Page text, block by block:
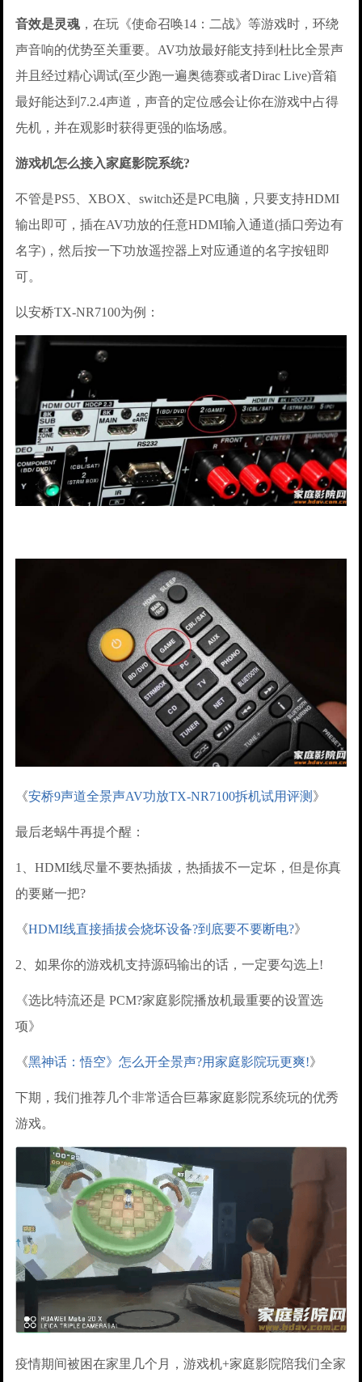
音效是灵魂，在玩《使命召唤14：二战》等游戏时，环绕
声音响的优势至关重要。AV功放最好能支持到杜比全景声
并且经过精心调试(至少跑一遍奥德赛或者Dirac Live)音箱
最好能达到7.2.4声道，声音的定位感会让你在游戏中占得
先机，并在观影时获得更强的临场感。
游戏机怎么接入家庭影院系统?
不管是PS5、XBOX、switch还是PC电脑，只要支持HDMI
输出即可，插在AV功放的任意HDMI输入通道(插口旁边有
名字)，然后按一下功放遥控器上对应通道的名字按钮即
可。
以安桥TX-NR7100为例：
《安桥9声道全景声AV功放TX-NR7100拆机试用评测 》
最后老蜗牛再提个醒：
1、HDMI线尽量不要热插拔，热插拔不一定坏，但是你真
的要赌一把?
《HDMI线直接插拔会烧坏设备?到底要不要断电?》
2、如果你的游戏机支持源码输出的话，一定要勾选上!
《选比特流还是 PCM?家庭影院播放机最重要的设置选
项》
《黑神话：悟空》怎么开全景声?用家庭影院玩更爽!》
下期，我们推荐几个非常适合巨幕家庭影院系统玩的优秀
游戏。
疫情期间被困在家里几个月，游戏机+家庭影院陪我们全家